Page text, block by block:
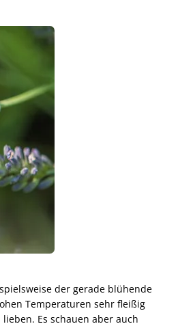
der gerade blühende
Temperaturen sehr fleißig
Es schauen aber auch